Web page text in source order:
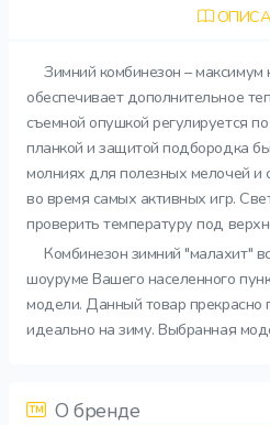
Зимний комбинезон –
обеспечивает дополнительное
съемной опушкой регулируется
планкой и защитой подбородка
молниях для полезных мелочей
во время самых активных игр.
проверить температуру под
Комбинезон зимний "малахит"
шоуруме Вашего населенного
модели. Данный товар прекрасно
идеально на зиму. Выбранная
О бренде